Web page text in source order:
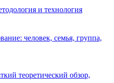
и технология
человек, семья, группа,
теоретический обзор,